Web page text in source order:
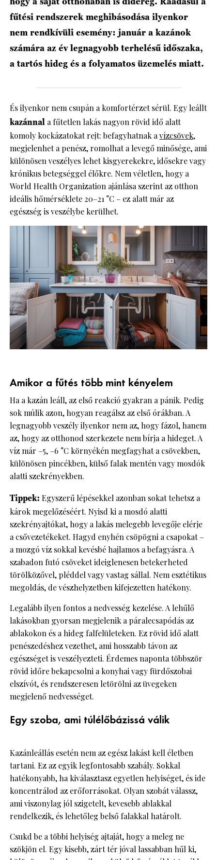
fűtési rendszerek meghibásodása ilyenkor
nem rendkívüli esemény: január a kazánok
számára az év legnagyobb terhelésű időszaka,
a tartós hideg és a folyamatos üzemelés miatt.
És ilyenkor nem csupán a komfortérzet sérül. Egy leállt
kazánnal a fűtetlen lakás nagyon rövid idő alatt
komoly kockázatokat rejt: befagyhatnak a vízcsövek,
megjelenhet a penész, romolhat a levegő minősége, ami
különösen veszélyes lehet kisgyerekekre, idősekre vagy
krónikus betegséggel élőkre. Nem véletlen, hogy a
World Health Organization ajánlása szerint az otthon
ideális hőmérséklete 20–21 °C – ez alatt már az
egészség is veszélybe kerülhet.
Amikor a fűtés több mint kényelem
Ha a kazán leáll, az első reakció gyakran a pánik. Pedig
sok múlik azon, hogyan reagálsz az első órákban. A
legnagyobb veszély ilyenkor nem az, hogy fázol, hanem
az, hogy az otthonod szerkezete nem bírja a hideget. A
víz már –5, –6 °C környékén megfagyhat a csövekben,
különösen pincékben, külső falak mentén vagy mosdók
alatti szekrényekben.
Tippek: Egyszerű lépésekkel azonban sokat tehetsz a
károk megelőzéséért. Nyisd ki a mosdó alatti
szekrényajtókat, hogy a lakás melegebb levegője elérje
a csővezetékeket. Hagyd enyhén csöpögni a csapokat –
a mozgó víz sokkal kevésbé hajlamos a befagyásra. A
szabadon futó csöveket ideiglenesen betekerheted
törölközővel, pléddel vagy vastag sállal. Nem esztétikus
megoldás, de vészhelyzetben kifejezetten hatékony.
Legalább ilyen fontos a nedvesség kezelése. A lehűlő
lakásokban gyorsan megjelenik a páralecsapódás az
ablakokon és a hideg falfelületeken. Ez rövid idő alatt
penészedéshez vezethet, ami hosszabb távon az
egészséget is veszélyezteti. Érdemes naponta többször
rövid időre bekapcsolni a konyhai vagy fürdőszobai
elszívót, és rendszeresen letörölni az üvegeken
megjelenő nedvességet.
Egy szoba, ami túlélőbázissá válik
Kazánleállás esetén nem az egész lakást kell életben
tartani. Ez az egyik legfontosabb szabály. Sokkal
hatékonyabb, ha kiválasztasz egyetlen helyiséget, és ide
koncentrálod az erőforrásokat. Olyan szobát válassz,
ami viszonylag jól szigetelt, kevesebb ablakkal
rendelkezik, és lehetőleg belső falakkal határolt.
Csukd be a többi helyiség ajtaját, hogy a meleg ne
szökjön el. Egy kisebb, zárt tér jóval lassabban hűl ki,